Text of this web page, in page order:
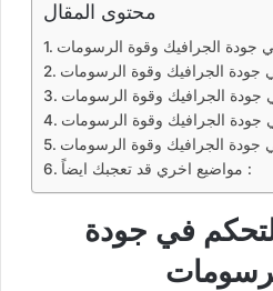
محتوى المقال
جودة الجرافيك وقوة الرسومات
الجرافيك وقوة الرسومات
جودة الجرافيك وقوة الرسومات
جودة الجرافيك وقوة الرسومات
جودة الجرافيك وقوة الرسومات
مواضيع اخري قد تعجبك ايضاً :
في جودة